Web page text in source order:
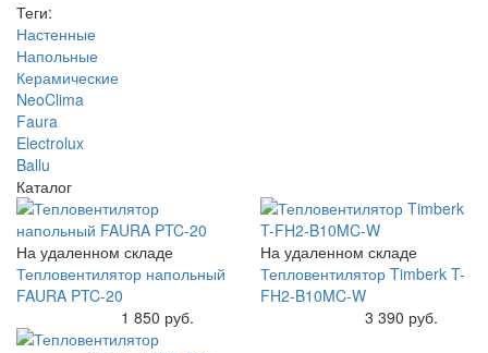
Теги:
Настенные
Напольные
Керамические
NeoClima
Faura
Electrolux
Ballu
Каталог
На удаленном складе
Тепловентилятор напольный
FAURA PTC-20
1 850 руб.
На удаленном складе
Тепловентилятор Timberk T-
FH2-B10MC-W
3 390 руб.